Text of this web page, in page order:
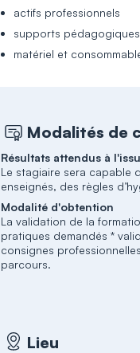
actifs professionnels
supports pédagogiques
matériel et
Modalités de
Résultats attendus à
Le stagiaire sera capable
enseignés, des règles
Modalité d'obtention
La validation de la
pratiques demandés *
consignes
parcours.
Lieu